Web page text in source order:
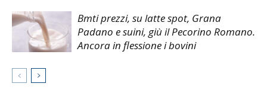
Bmti prezzi, su latte spot, Grana
Padano e suini, giù il Pecorino Romano.
Ancora in flessione i bovini